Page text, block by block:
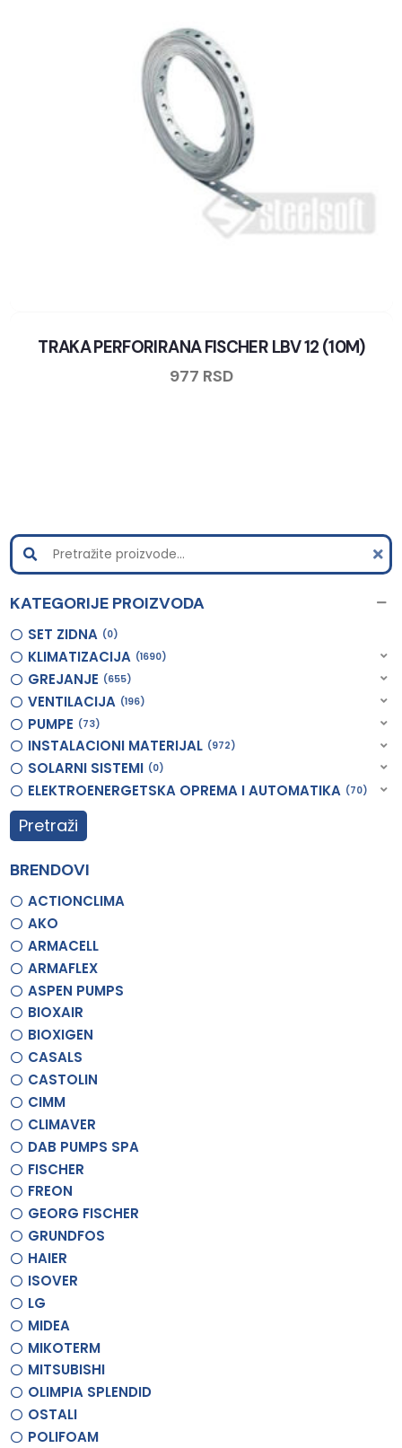
TRAKA PERFORIRANA FISCHER LBV 12 (10M)
977 RSD
KATEGORIJE PROIZVODA
SET ZIDNA 0
KLIMATIZACIJA 1690
GREJANJE 655
VENTILACIJA 196
PUMPE 73
INSTALACIONI MATERIJAL 972
SOLARNI SISTEMI 0
ELEKTROENERGETSKA OPREMA I AUTOMATIKA 70
Pretraži
BRENDOVI
ACTIONCLIMA
AKO
ARMACELL
ARMAFLEX
ASPEN PUMPS
BIOXAIR
BIOXIGEN
CASALS
CASTOLIN
CIMM
CLIMAVER
DAB PUMPS SPA
FISCHER
FREON
GEORG FISCHER
GRUNDFOS
HAIER
ISOVER
LG
MIDEA
MIKOTERM
MITSUBISHI
OLIMPIA SPLENDID
OSTALI
POLIFOAM